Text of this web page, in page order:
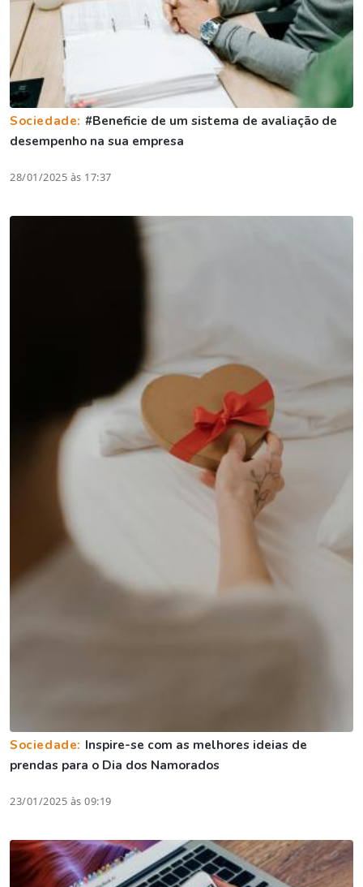
Sociedade: #Beneficie de um sistema de avaliação de
desempenho na sua empresa
28/01/2025 às 17:37
Sociedade: Inspire-se com as melhores ideias de
prendas para o Dia dos Namorados
23/01/2025 às 09:19